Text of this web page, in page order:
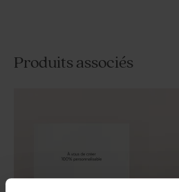
Produits associés